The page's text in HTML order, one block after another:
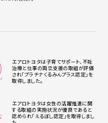
エアロトヨタは子育てサポート、不妊
治療と仕事の両立支援の取組が評価
され「プラチナくるみんプラス認定」を
取得しました。
エアロトヨタは女性の活躍推進に関
する取組の実施状況が優良であると
認められ「えるぼし認定」を取得しまし